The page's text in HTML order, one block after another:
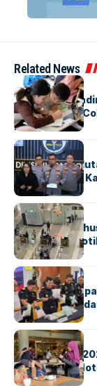
Related News
BERITAINDEX
Atria Hotel
Lewat Family
Indonesia
BERITA
Mabes Polri
Untung Jabat
BANDARABERITA
Ketika Jalur
Sindikat
BANDARA BERITA
Kopilot
Ekstasi di
BERITAINDEX
GM For A Day
Operasional